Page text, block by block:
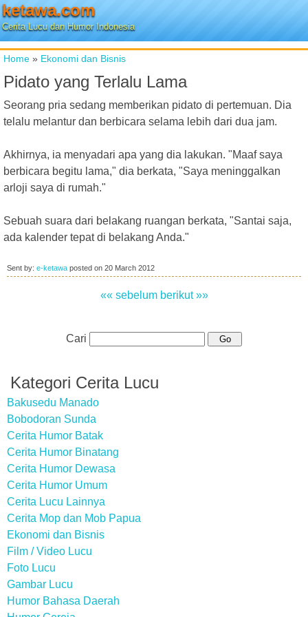
ketawa.com
Cerita Lucu dan Humor Indonesia
Home » Ekonomi dan Bisnis
Pidato yang Terlalu Lama
Seorang pria sedang memberikan pidato di pertemuan. Dia
telalu melantur dan berbicara selama lebih dari dua jam.
Akhirnya, ia menyadari apa yang dia lakukan. "Maaf saya
berbicara begitu lama," dia berkata, "Saya meninggalkan
arloji saya di rumah."
Sebuah suara dari belakang ruangan berkata, "Santai saja,
ada kalender tepat di belakang Anda."
Sent by: e-ketawa posted on 20 March 2012
«« sebelum berikut »»
Cari
Kategori Cerita Lucu
Bakusedu Manado
Bobodoran Sunda
Cerita Humor Batak
Cerita Humor Binatang
Cerita Humor Dewasa
Cerita Humor Umum
Cerita Lucu Lainnya
Cerita Mop dan Mob Papua
Ekonomi dan Bisnis
Film / Video Lucu
Foto Lucu
Gambar Lucu
Humor Bahasa Daerah